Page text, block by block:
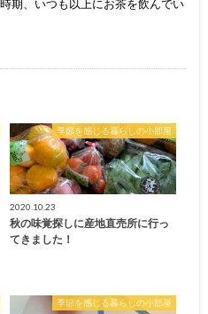
期、いつも以上にお茶を飲んでい
季節を感じる暮らしの小部屋
2020.10.23
秋の味覚探しに産地直売所に行っ
てきました！
季節を感じる暮らしの小部屋